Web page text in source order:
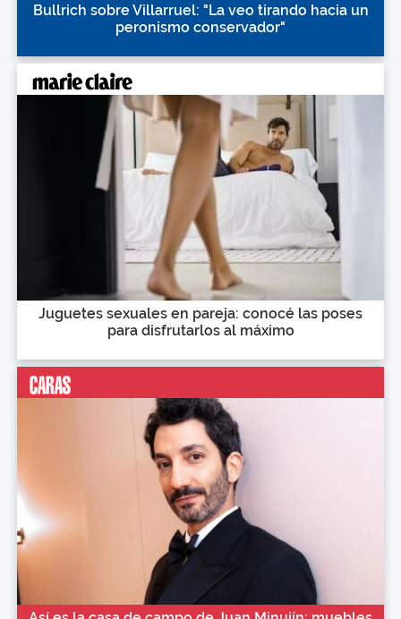
Bullrich sobre Villarruel: "La veo tirando hacia un
peronismo conservador"
Juguetes sexuales en pareja: conocé las poses
para disfrutarlos al máximo